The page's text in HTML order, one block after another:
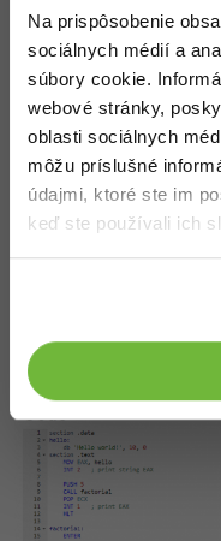
Na prispôsobenie
sociálnych médií a
súbory cookie.
webové stránky,
oblasti sociálnych
môžu príslušné
údajmi, ktoré ste im
keď ste používali ich
Lucie
Bohužiaľ nie
také aplikácie,
vyzerá dosť
Tomáš Bitter (8
podobné
Nemám k tomu
Aplikácia sa mi
debugovania sa
Galéria